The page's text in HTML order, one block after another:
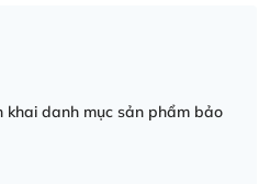
danh mục sản phẩm bảo